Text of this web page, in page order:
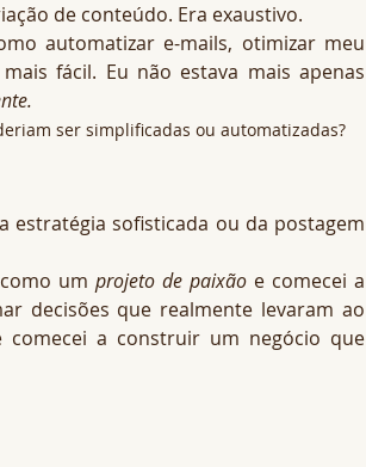
de conteúdo. Era exaustivo.
automatizar e-mails, otimizar meu
fácil. Eu não estava mais apenas
ser simplificadas ou automatizadas?
sofisticada ou da postagem
como um projeto de paixão e comecei a
decisões que realmente levaram ao
a construir um negócio que